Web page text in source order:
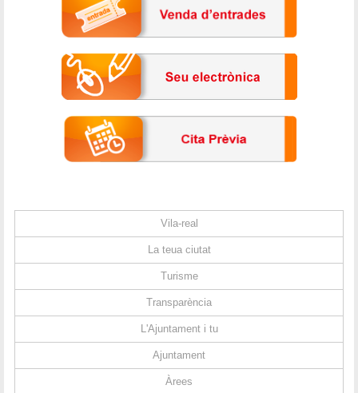
Vila-real
La teua ciutat
Turisme
Transparència
L'Ajuntament i tu
Ajuntament
Àrees